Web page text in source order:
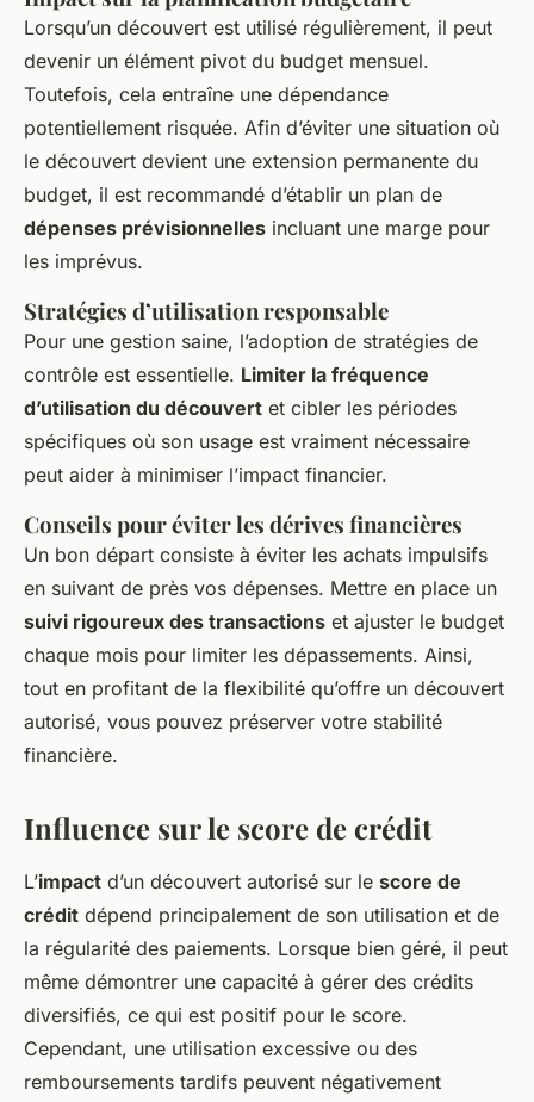
Lorsqu’un découvert est utilisé régulièrement, il peut
devenir un élément pivot du budget mensuel.
Toutefois, cela entraîne une dépendance
potentiellement risquée. Afin d’éviter une situation où
le découvert devient une extension permanente du
budget, il est recommandé d’établir un plan de
dépenses prévisionnelles incluant une marge pour
les imprévus.
Stratégies d’utilisation responsable
Pour une gestion saine, l’adoption de stratégies de
contrôle est essentielle. Limiter la fréquence
d’utilisation du découvert et cibler les périodes
spécifiques où son usage est vraiment nécessaire
peut aider à minimiser l’impact financier.
Conseils pour éviter les dérives financières
Un bon départ consiste à éviter les achats impulsifs
en suivant de près vos dépenses. Mettre en place un
suivi rigoureux des transactions et ajuster le budget
chaque mois pour limiter les dépassements. Ainsi,
tout en profitant de la flexibilité qu’offre un découvert
autorisé, vous pouvez préserver votre stabilité
financière.
Influence sur le score de crédit
L’impact d’un découvert autorisé sur le score de
crédit dépend principalement de son utilisation et de
la régularité des paiements. Lorsque bien géré, il peut
même démontrer une capacité à gérer des crédits
diversifiés, ce qui est positif pour le score.
Cependant, une utilisation excessive ou des
remboursements tardifs peuvent négativement